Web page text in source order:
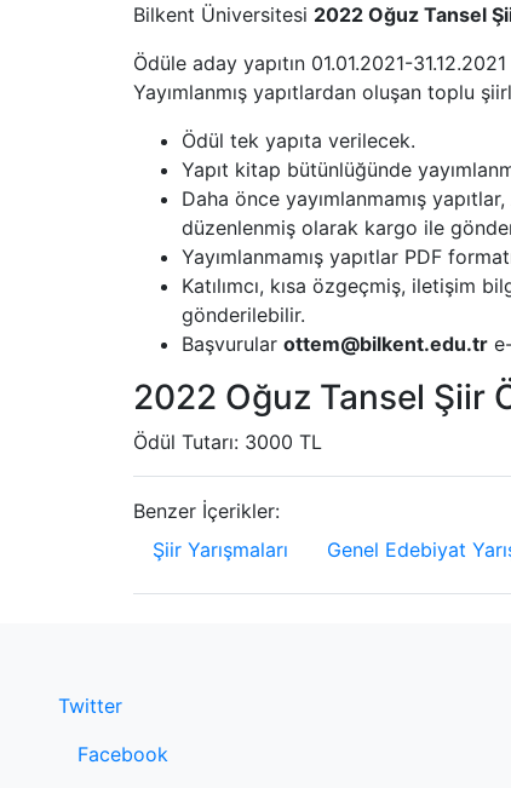
Bilkent Üniversitesi 2022 Oğuz Tansel
Ödüle aday yapıtın 01.01.2021-
Yayımlanmış yapıtlardan oluşan toplu
Ödül tek yapıta verilecek.
Yapıt kitap bütünlüğünde
Daha önce yayımlanmamış
düzenlenmiş olarak kargo ile
Yayımlanmamış yapıtlar PDF
Katılımcı, kısa özgeçmiş, iletişim
gönderilebilir.
Başvurular ottem@bilkent.edu.tr
2022 Oğuz Tansel Şiir
Ödül Tutarı: 3000 TL
Benzer İçerikler:
Şiir Yarışmaları
Genel Edebiyat
Twitter
Facebook